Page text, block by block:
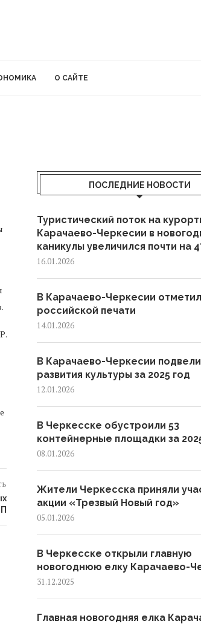
О САЙТЕ
ПОСЛЕДНИЕ НОВОСТИ
Туристический поток на
Карачаево-Черкесии в
каникулы увеличился почти на
16.01.2026
В Карачаево-Черкесии
российской печати
14.01.2026
В Карачаево-Черкесии подвели
развития культуры за 2025 год
12.01.2026
В Черкесске обустроили 53
контейнерные площадки за
08.01.2026
Жители Черкесска приняли
акции «Трезвый Новый год»
05.01.2026
В Черкесске открыли главную
новогоднюю елку Карачаево-
31.12.2025
Главная новогодняя елка